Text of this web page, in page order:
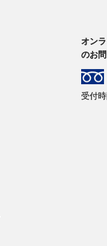
オン
のお
受付